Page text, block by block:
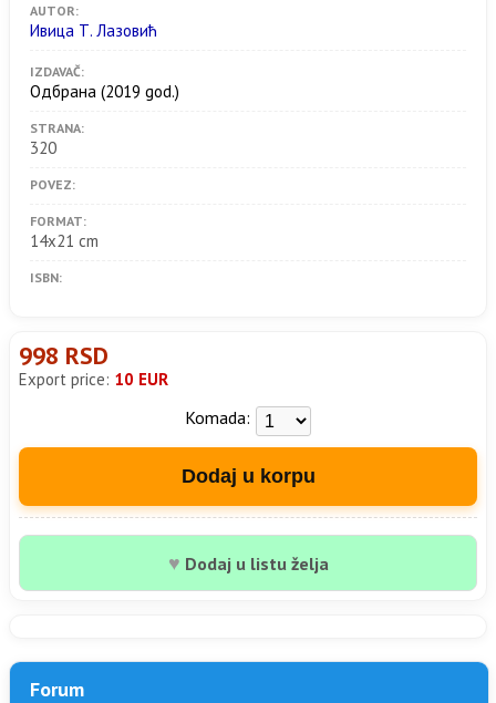
AUTOR:
Ивица Т. Лазовић
IZDAVAČ:
Одбрана (2019 god.)
STRANA:
320
POVEZ:
FORMAT:
14x21 cm
ISBN:
998 RSD
Export price: 10 EUR
Komada:
Dodaj u korpu
♥ Dodaj u listu želja
Forum